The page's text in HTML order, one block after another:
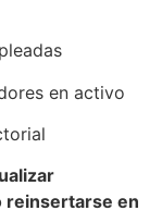
en activo
reinsertarse en